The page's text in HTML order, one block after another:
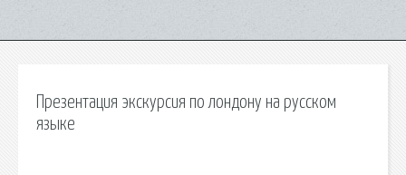
Презентация экскурсия по лондону на русском
языке